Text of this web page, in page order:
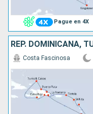
Pague en 4X
Costa Fascinosa